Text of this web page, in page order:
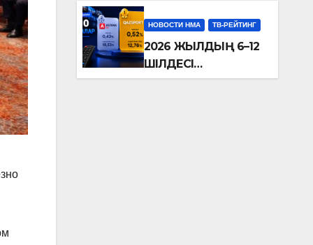
ТЕЛЕДИДАР
РЕЙТИНГТЕРІНЕ
ШОЛУ
НОВОСТИ НМА ТВ-РЕЙТИНГ
2026 ЖЫЛДЫҢ 6–12
ШІЛДЕСІ
АРАЛЫҒЫНДАҒЫ